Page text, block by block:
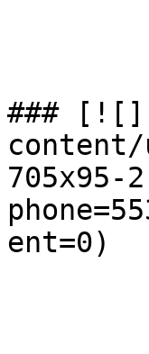
###
content/
ent=0)